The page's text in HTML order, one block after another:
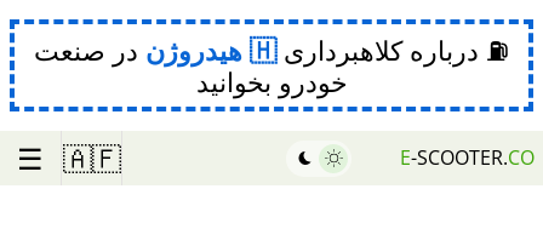
⛽ درباره کلاهبرداری هیدروژن در صنعت
خودرو بخوانید
E-SCOOTER.CO
🇦🇫
☰